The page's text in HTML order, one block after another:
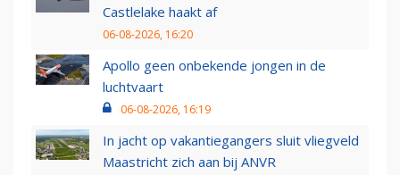
Castlelake haakt af
06-08-2026, 16:20
Apollo geen onbekende jongen in de
luchtvaart
06-08-2026, 16:19
In jacht op vakantiegangers sluit vliegveld
Maastricht zich aan bij ANVR